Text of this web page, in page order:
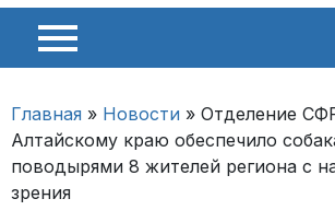
Главная » Новости » Отделение
Алтайскому краю обеспечило
поводырями 8 жителей региона с
зрения